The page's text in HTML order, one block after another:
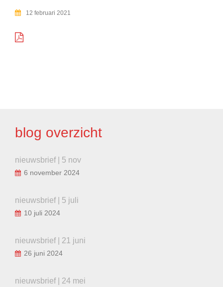
12 februari 2021
blog overzicht
nieuwsbrief | 5 nov
6 november 2024
nieuwsbrief | 5 juli
10 juli 2024
nieuwsbrief | 21 juni
26 juni 2024
nieuwsbrief | 24 mei